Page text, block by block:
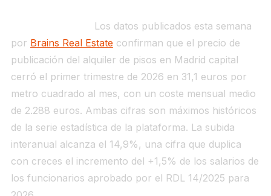
Los datos publicados esta semana
por Brains Real Estateconfirman que el precio de
publicación del alquiler de pisos en Madrid capital
cerró el primer trimestre de 2026 en 31,1 euros por
metro cuadrado al mes, con un coste mensual medio
de 2.288 euros. Ambas cifras son máximos históricos
de la serie estadística de la plataforma. La subida
interanual alcanza el 14,9%, una cifra que duplica
con creces el incremento del +1,5% de los salarios de
los funcionarios aprobado por el RDL 14/2025 para